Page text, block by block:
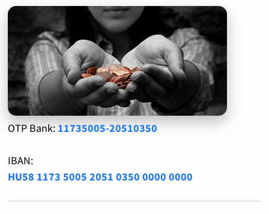
OTP Bank: 11735005-20510350
IBAN:
HU58 1173 5005 2051 0350 0000 0000